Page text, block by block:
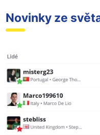
Novinky ze